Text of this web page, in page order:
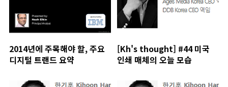
2014년에 주목해야 할, 주요
디지털 트랜드 요약
[Kh's thought] #44 미국
인쇄 매체의 오늘 모습